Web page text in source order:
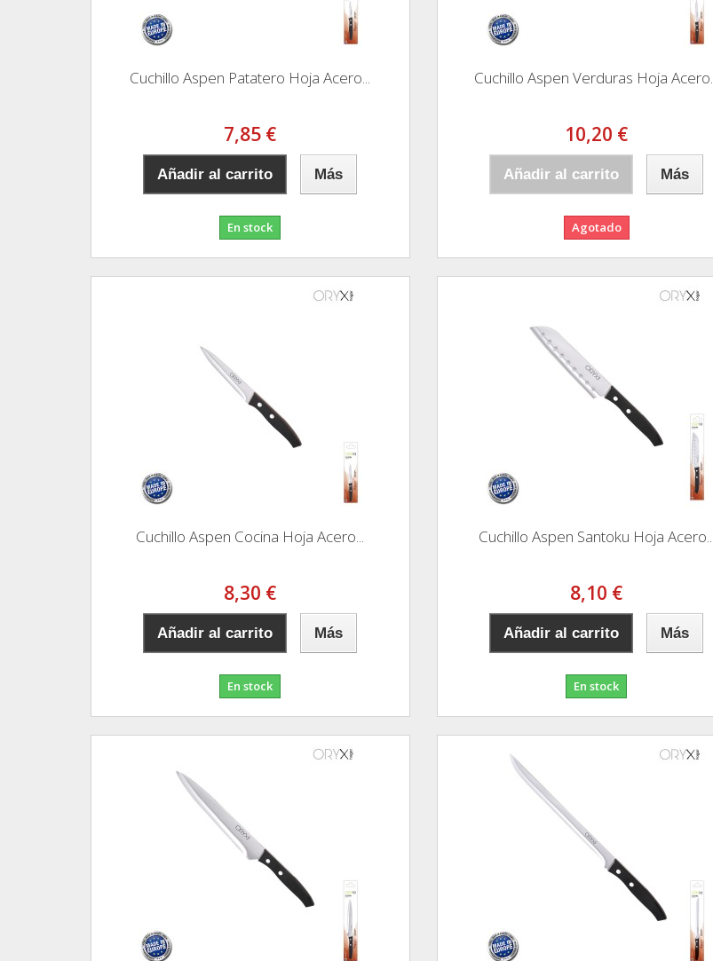
Cuchillo Aspen Patatero Hoja Acero...
7,85 €
Añadir al carrito Más
En stock
Cuchillo Aspen Verduras Hoja Acero...
10,20 €
Añadir al carrito Más
Agotado
Cuchillo Aspen Cocina Hoja Acero...
8,30 €
Añadir al carrito Más
En stock
Cuchillo Aspen Santoku Hoja Acero...
8,10 €
Añadir al carrito Más
En stock